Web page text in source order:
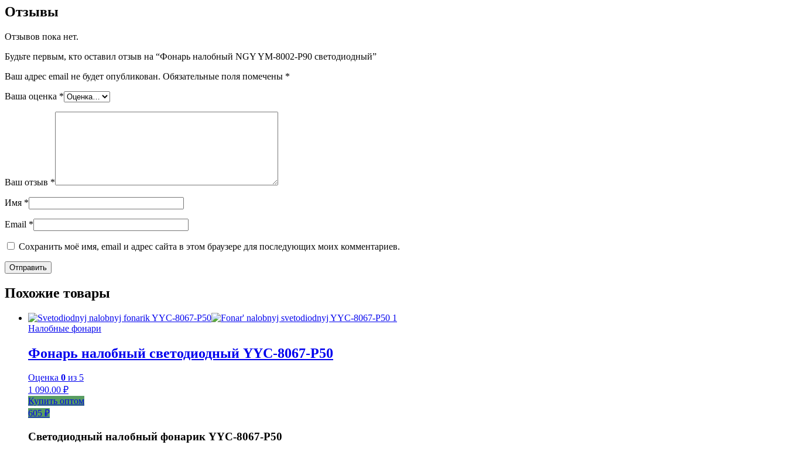
Отзывы
Отзывов пока нет.
Будьте первым, кто оставил отзыв на “Фонарь налобный NGY YM-8002-P90 светодиодный”
Ваш адрес email не будет опубликован. Обязательные поля помечены *
Ваша оценка *
Ваш отзыв *
Имя *
Email *
Сохранить моё имя, email и адрес сайта в этом браузере для последующих моих комментариев.
Похожие товары
Налобные фонари
Фонарь налобный светодиодный YYC-8067-P50
Оценка 0 из 5
1 090.00 ₽
Купить оптом
605 ₽
Светодиодный налобный фонарик YYC-8067-P50